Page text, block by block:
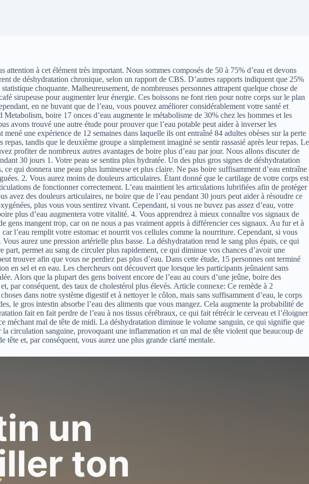
à cet élément très important. Nous sommes composés de 50 à 75% d’eau et devons
de déshydratation chronique, selon un rapport de CBS. D’autres rapports indiquent que 25%
choquante. Malheureusement, de nombreuses personnes attrapent quelque chose de
sirupeuse pour augmenter leur énergie. Ces boissons ne font rien pour notre corps sur le plan
en ne buvant que de l’eau, vous pouvez améliorer considérablement votre santé et
boire 17 onces d’eau augmente le métabolisme de 30% chez les hommes et les
avons trouvé une autre étude pour prouver que l’eau potable peut aider à inverser les
une expérience de 12 semaines dans laquelle ils ont entraîné 84 adultes obèses sur la perte
tandis que le deuxième groupe a simplement imaginé se sentir rassasié après leur repas. Le
profiter de nombreux autres avantages de boire plus d’eau par jour. Nous allons discuter de
30 jours 1. Votre peau se sentira plus hydratée. Un des plus gros signes de déshydratation
qui donnera une peau plus lumineuse et plus claire. Ne pas boire suffisamment d’eau entraîne
2. Vous aurez moins de douleurs articulaires. Étant donné que le cartilage de votre corps est
de fonctionner correctement. L’eau maintient les articulations lubrifiées afin de protéger
avez des douleurs articulaires, ne boire que de l’eau pendant 30 jours peut aider à résoudre ce
plus vous vous sentirez vivant. Cependant, si vous ne buvez pas assez d’eau, votre
plus d’eau augmentera votre vitalité. 4. Vous apprendrez à mieux connaître vos signaux de
mangent trop, car on ne nous a pas vraiment appris à différencier ces signaux. Au fur et à
l’eau remplit votre estomac et nourrit vos cellules comme la nourriture. Cependant, si vous
aurez une pression artérielle plus basse. La déshydratation rend le sang plus épais, ce qui
permet au sang de circuler plus rapidement, ce qui diminue vos chances d’avoir une
trouver afin que vous ne perdiez pas plus d’eau. Dans cette étude, 15 personnes ont terminé
en sel et en eau. Les chercheurs ont découvert que lorsque les participants jeûnaient sans
Alors que la plupart des gens boivent encore de l’eau au cours d’une jeûne, boire des
par conséquent, des taux de cholestérol plus élevés. Article connexe: Ce remède à 2
dans notre système digestif et à nettoyer le côlon, mais sans suffisamment d’eau, le corps
le gros intestin absorbe l’eau des aliments que vous mangez. Cela augmente la probabilité de
fait en fait perdre de l’eau à nos tissus cérébraux, ce qui fait rétrécir le cerveau et l’éloigner
méchant mal de tête de midi. La déshydratation diminue le volume sanguin, ce qui signifie que
circulation sanguine, provoquant une inflammation et un mal de tête violent que beaucoup de
et, par conséquent, vous aurez une plus grande clarté mentale.